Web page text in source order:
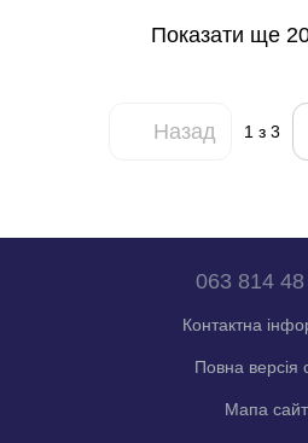
Показати ще
Назад 1 з 3
063 814 48
Контактна
Повна версія
Мапа